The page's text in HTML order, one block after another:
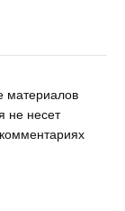
не несет